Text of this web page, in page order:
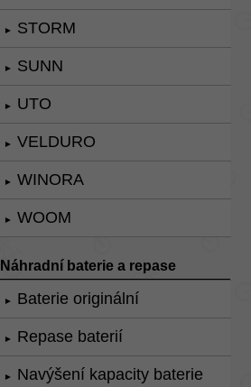
► STORM
► SUNN
► UTO
► VELDURO
► WINORA
► WOOM
Náhradní baterie a repase
► Baterie originální
► Repase baterií
► Navýšení kapacity baterie